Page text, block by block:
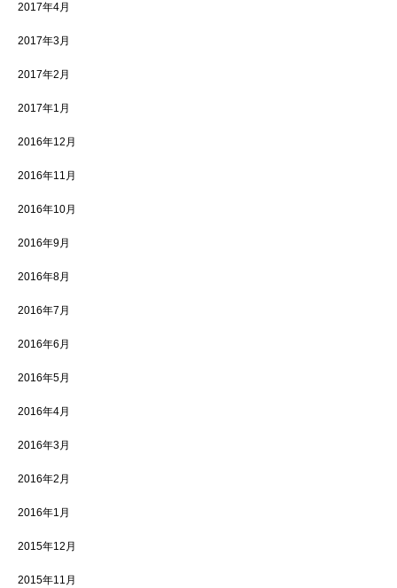
2017年4月
2017年3月
2017年2月
2017年1月
2016年12月
2016年11月
2016年10月
2016年9月
2016年8月
2016年7月
2016年6月
2016年5月
2016年4月
2016年3月
2016年2月
2016年1月
2015年12月
2015年11月